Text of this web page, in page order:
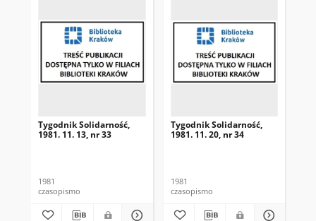
Tygodnik Solidarność,
1981. 11. 13, nr 33
1981
czasopismo
Tygodnik Solidarność,
1981. 11. 20, nr 34
1981
czasopismo